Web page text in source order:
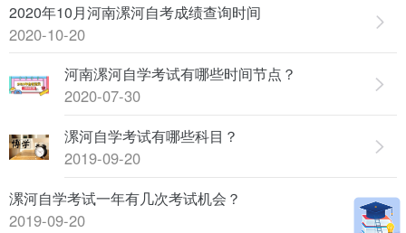
2020年10月河南漯河自考成绩查询时间
2020-10-20
河南漯河自学考试有哪些时间节点？
2020-07-30
漯河自学考试有哪些科目？
2019-09-20
漯河自学考试一年有几次考试机会？
2019-09-20